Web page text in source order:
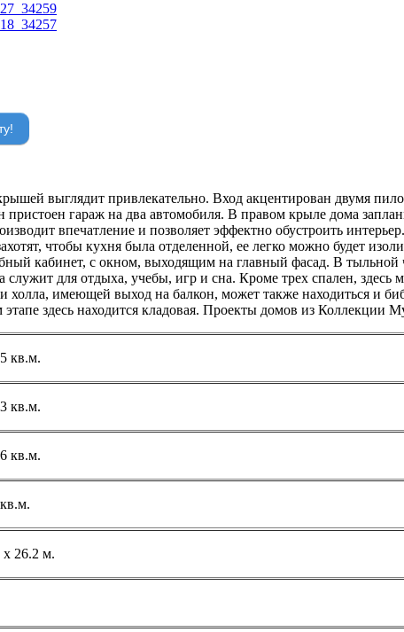
выглядит привлекательно. Вход акцентирован двумя
гараж на два автомобиля. В правом крыле дома
впечатление и позволяет эффектно обустроить
чтобы кухня была отделенной, ее легко можно будет
кабинет, с окном, выходящим на главный фасад. В тыльной
служит для отдыха, учебы, игр и сна. Кроме трех спален,
холла, имеющей выход на балкон, может также находиться и
здесь находится кладовая. Проекты домов из Коллекции
кв.м.
кв.м.
кв.м.
x 26.2 м.